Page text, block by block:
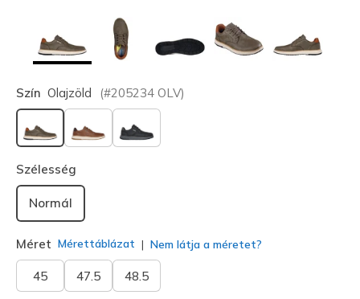
Szín Olajzöld (#205234 OLV)
kiválasztva
Szélesség
Normál
Méret Mérettáblázat Nem látja a méretet?
45 47.5 48.5